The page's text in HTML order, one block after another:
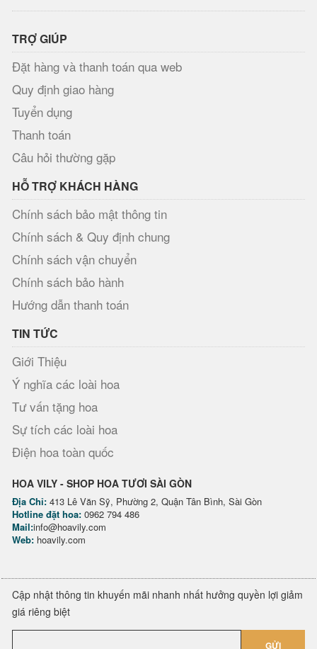
TRỢ GIÚP
Đặt hàng và thanh toán qua web
Quy định giao hàng
Tuyển dụng
Thanh toán
Câu hỏi thường gặp
HỖ TRỢ KHÁCH HÀNG
Chính sách bảo mật thông tin
Chính sách & Quy định chung
Chính sách vận chuyển
Chính sách bảo hành
Hướng dẫn thanh toán
TIN TỨC
Giới Thiệu
Ý nghĩa các loài hoa
Tư vấn tặng hoa
Sự tích các loài hoa
Điện hoa toàn quốc
HOA VILY - SHOP HOA TƯƠI SÀI GÒN
Địa Chỉ: 413 Lê Văn Sỹ, Phường 2, Quận Tân Bình, Sài Gòn
Hotline đặt hoa: 0962 794 486
Mail:info@hoavily.com
Web: hoavily.com
Cập nhật thông tin khuyến mãi nhanh nhất hưởng quyền lợi giảm
giá riêng biệt
GỬI